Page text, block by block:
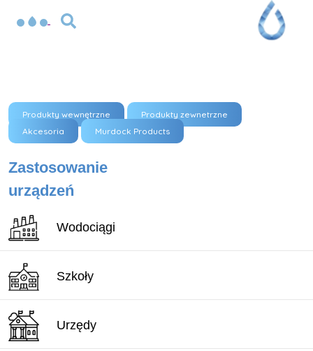
Produkty wewnętrzne
Produkty zewnetrzne
Akcesoria
Murdock Products
Zastosowanie
urządzeń
Wodociągi
Szkoły
Urzędy